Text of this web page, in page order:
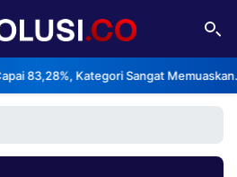
Kategori Sangat Memuaskan. •